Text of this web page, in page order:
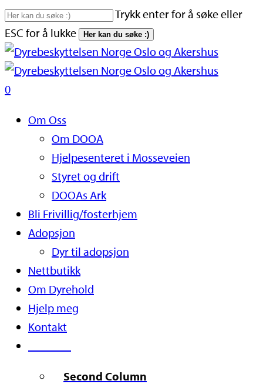
Skip
to
main
content
Trykk enter for å søke eller
ESC for å lukke
Her kan du søke :)
Close
Search
search
0
Om Oss
Om DOOA
Hjelpesenteret i Mosseveien
Styret og drift
DOOAs Ark
Bli Frivillig/fosterhjem
Adopsjon
Dyr til adopsjon
Nettbutikk
Om Dyrehold
Hjelp meg
Kontakt
Second Column